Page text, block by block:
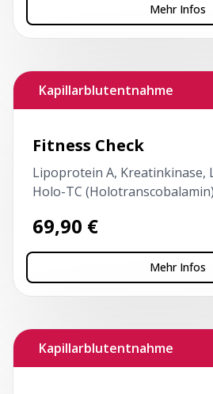
Mehr Infos
Kapillarblutentnahme
Fitness Check
Lipoprotein A, Kreatinkinase,
Holo-TC (Holotranscobalamin)
69,90 €
Mehr Infos
Kapillarblutentnahme